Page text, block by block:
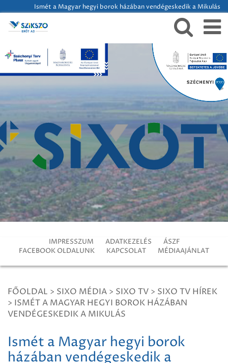
Ismét a Magyar hegyi borok házában vendégeskedik a Mikulás
IMPRESSZUM ADATKEZELÉS
ÁSZF
FACEBOOK OLDALUNK
KAPCSOLAT MÉDIAAJÁNLAT
FŐOLDAL > SIXO MÉDIA > SIXO TV > SIXO TV HÍREK
> ISMÉT A MAGYAR HEGYI BOROK HÁZÁBAN
VENDÉGESKEDIK A MIKULÁS
Ismét a Magyar hegyi borok
házában vendégeskedik a